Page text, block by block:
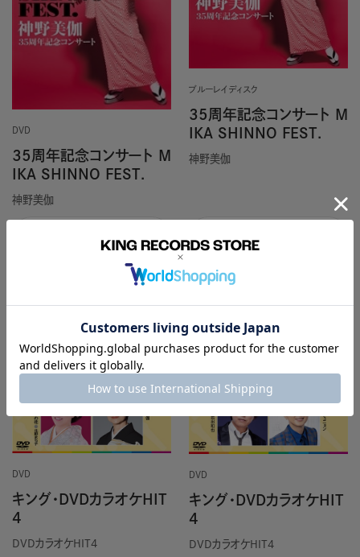
DVD
35周年記念コンサート M
IKA SHINNO FEST．
神野美伽
ブルーレイディスク
35周年記念コンサート M
IKA SHINNO FEST．
神野美伽
DVD
キング・DVDカラオケHIT
4
DVDカラオケHIT4
DVD
キング・DVDカラオケHIT
4
DVDカラオケHIT4